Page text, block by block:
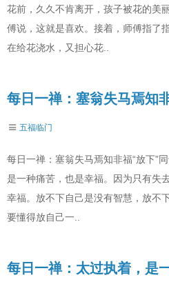
花前，久久不肯离开，孩子被花的美
傅说，这就是喜欢。接着，师傅指了
在给花浇水，又担心花..
每日一禅：塞翁失马焉知
五福临门
每日一禅：塞翁失马焉知非福“放下”
是一种痛苦，也是幸福。因为只有失
幸福。放不下自己是没有智慧，放不
要懂得放自己一..
每日一禅：太过执着，是